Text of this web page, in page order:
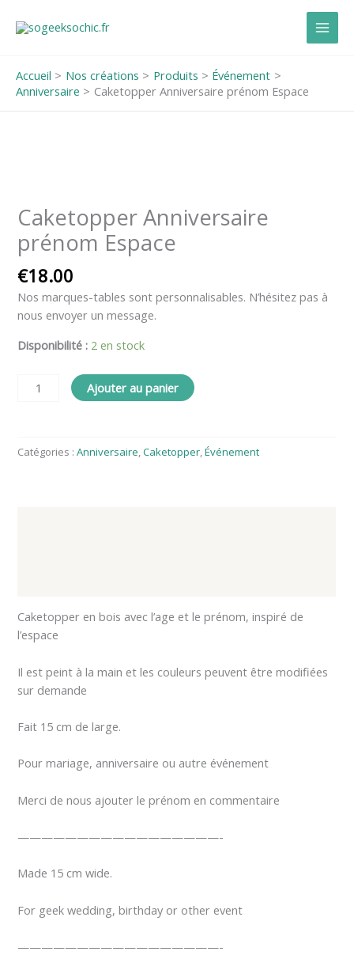
Accueil
Nos créations Produits
Événement
Anniversaire
Caketopper Anniversaire prénom Espace
Caketopper Anniversaire
prénom Espace
€18.00
Nos marques-tables sont personnalisables. N’hésitez pas à
nous envoyer un message.
Disponibilité : 2 en stock
Caketopper
Anniversaire
prénom
Ajouter au panier
Catégories :Anniversaire ,Caketopper ,Événement
Caketopper en bois avec l’age et le prénom, inspiré de
l’espace
Il est peint à la main et les couleurs peuvent être modifiées
sur demande
Fait 15 cm de large.
Pour mariage, anniversaire ou autre événement
Merci de nous ajouter le prénom en commentaire
—————————————————-
Made 15 cm wide.
For geek wedding, birthday or other event
—————————————————-